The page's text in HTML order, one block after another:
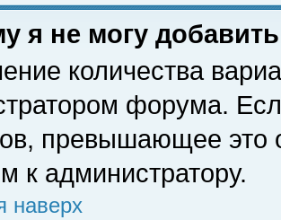
я не могу
количества
форума.
превышающее это
к администратору.
наверх